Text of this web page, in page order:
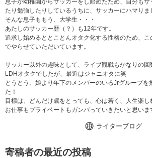
たり勉強したりしているうちに、サッカーにハマりま
そんな息子ももう、大学生・・・
あたしのサッカー歴（？）も12年です。
追求し始めるととことんオタク化する性格のため、
でやらせていただいています。
サッカー以外の趣味として、ライブ観戦もかなりの回
LDHオタクでしたが、最近はジャニオタに笑
とうとう、娘より年下のメンバーのいるJrグループを
た！
目標は、どんだけ歳をとっても、心は若く、人生楽し
お仕事もプライベートもガンバっていきたいと思いま
ライターブログ
寄稿者の最近の投稿